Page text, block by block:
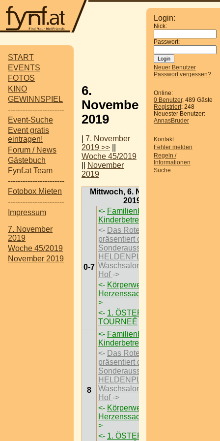
START
EVENTS
FOTOS
KINO
GEWINNSPIEL
-----------------------
Event-Suche
Event gratis
eintragen!
Forum / News
Gästebuch
Fynf.at Team
-----------------------
Fotobox Mieten
-----------------------
Impressum
7. November
2019
Woche 45/2019
November 2019
Login:
Nick:
Passwort:
Neuer Benutzer
Passwort vergessen?
Online:
0 Benutzer, 489 Gäste
Registriert: 248
Neuester Benutzer:
AnnasBruder
Kontakt
Fehler melden
Regeln /
Informationen
Suche
6.
November
2019
7. November
2019 >>
Woche 45/2019
November
2019
Mittwoch, 6. November
2019
0-7
<- Familienbrunch mit
Kinderbetreung
<- Das Rote Wien
präsentiert die
Sonderausstellungen
HELDENPLATZ ’29 im
Waschsalon Karl-Marx-
Hof->
<- Körperwelten – Eine
Herzenssache I Wien
>
<- 1. ÖSTEREICH
TOURNEÉ
8
<- Familienbrunch mit
Kinderbetreung
<- Das Rote Wien
präsentiert die
Sonderausstellungen
HELDENPLATZ ’29 im
Waschsalon Karl-Marx-
Hof->
<- Körperwelten – Eine
Herzenssache I Wien
>
<- 1. ÖSTEREICH